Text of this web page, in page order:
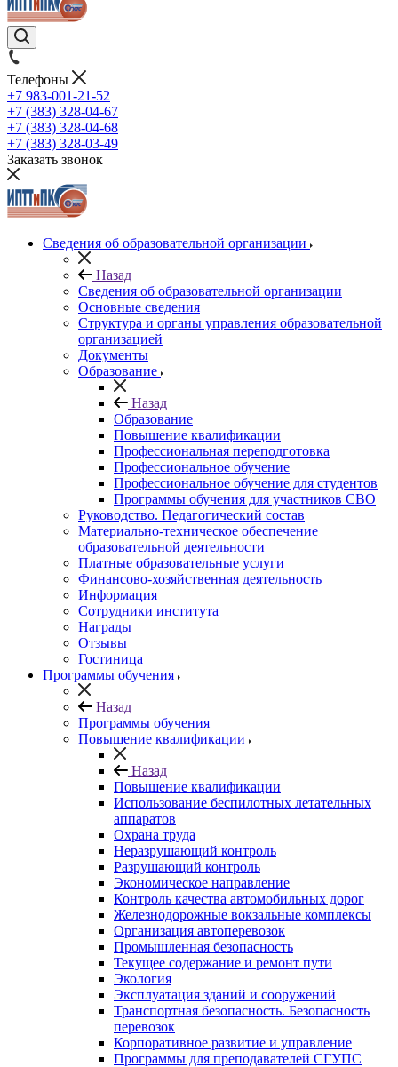
Телефоны
+7 983-001-21-52
+7 (383) 328-04-67
+7 (383) 328-04-68
+7 (383) 328-03-49
Заказать звонок
Сведения об образовательной организации
Назад
Сведения об образовательной организации
Основные сведения
Структура и органы управления образовательной
организацией
Документы
Образование
Назад
Образование
Повышение квалификации
Профессиональная переподготовка
Профессиональное обучение
Профессиональное обучение для студентов
Программы обучения для участников СВО
Руководство. Педагогический состав
Материально-техническое обеспечение
образовательной деятельности
Платные образовательные услуги
Финансово-хозяйственная деятельность
Информация
Сотрудники института
Награды
Отзывы
Гостиница
Программы обучения
Назад
Программы обучения
Повышение квалификации
Назад
Повышение квалификации
Использование беспилотных летательных
аппаратов
Охрана труда
Неразрушающий контроль
Разрушающий контроль
Экономическое направление
Контроль качества автомобильных дорог
Железнодорожные вокзальные комплексы
Организация автоперевозок
Промышленная безопасность
Текущее содержание и ремонт пути
Экология
Эксплуатация зданий и сооружений
Транспортная безопасность. Безопасность
перевозок
Корпоративное развитие и управление
Программы для преподавателей СГУПС